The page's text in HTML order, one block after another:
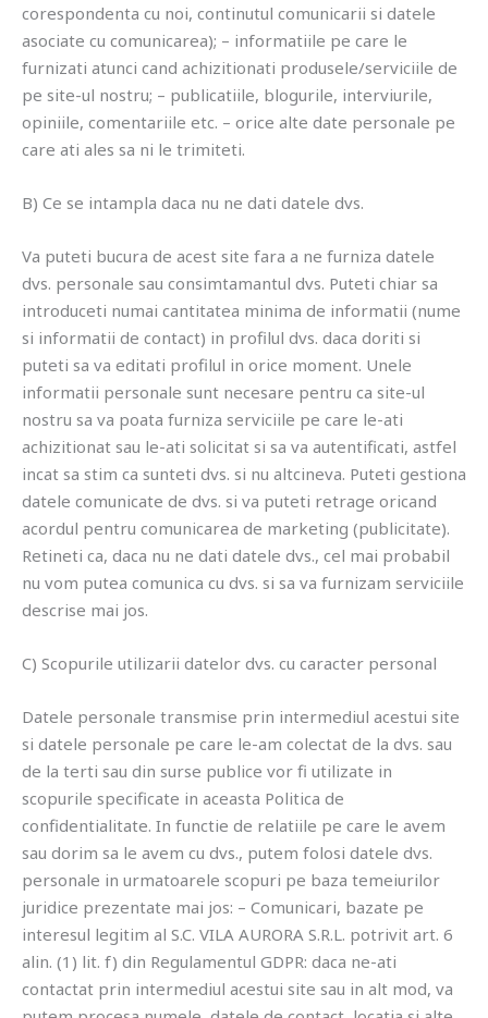
corespondenta cu noi, continutul comunicarii si datele
asociate cu comunicarea); – informatiile pe care le
furnizati atunci cand achizitionati produsele/serviciile de
pe site-ul nostru; – publicatiile, blogurile, interviurile,
opiniile, comentariile etc. – orice alte date personale pe
care ati ales sa ni le trimiteti.
B) Ce se intampla daca nu ne dati datele dvs.
Va puteti bucura de acest site fara a ne furniza datele
dvs. personale sau consimtamantul dvs. Puteti chiar sa
introduceti numai cantitatea minima de informatii (nume
si informatii de contact) in profilul dvs. daca doriti si
puteti sa va editati profilul in orice moment. Unele
informatii personale sunt necesare pentru ca site-ul
nostru sa va poata furniza serviciile pe care le-ati
achizitionat sau le-ati solicitat si sa va autentificati, astfel
incat sa stim ca sunteti dvs. si nu altcineva. Puteti gestiona
datele comunicate de dvs. si va puteti retrage oricand
acordul pentru comunicarea de marketing (publicitate).
Retineti ca, daca nu ne dati datele dvs., cel mai probabil
nu vom putea comunica cu dvs. si sa va furnizam serviciile
descrise mai jos.
C) Scopurile utilizarii datelor dvs. cu caracter personal
Datele personale transmise prin intermediul acestui site
si datele personale pe care le-am colectat de la dvs. sau
de la terti sau din surse publice vor fi utilizate in
scopurile specificate in aceasta Politica de
confidentialitate. In functie de relatiile pe care le avem
sau dorim sa le avem cu dvs., putem folosi datele dvs.
personale in urmatoarele scopuri pe baza temeiurilor
juridice prezentate mai jos: – Comunicari, bazate pe
interesul legitim al S.C. VILA AURORA S.R.L. potrivit art. 6
alin. (1) lit. f) din Regulamentul GDPR: daca ne-ati
contactat prin intermediul acestui site sau in alt mod, va